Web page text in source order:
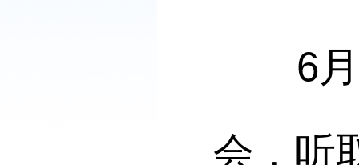
6月3
会，听